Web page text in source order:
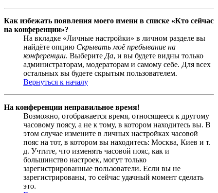
Как избежать появления моего имени в списке «Кто сейчас
на конференции»?
На вкладке «Личные настройки» в личном разделе вы
найдёте опцию Скрывать моё пребывание на
конференции. Выберите Да, и вы будете видны только
администраторам, модераторам и самому себе. Для всех
остальных вы будете скрытым пользователем.
Вернуться к началу
На конференции неправильное время!
Возможно, отображается время, относящееся к другому
часовому поясу, а не к тому, в котором находитесь вы. В
этом случае измените в личных настройках часовой
пояс на тот, в котором вы находитесь: Москва, Киев и т.
д. Учтите, что изменять часовой пояс, как и
большинство настроек, могут только
зарегистрированные пользователи. Если вы не
зарегистрированы, то сейчас удачный момент сделать
это.